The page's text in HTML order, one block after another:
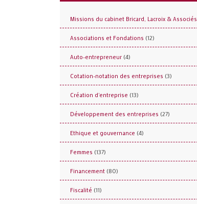
Missions du cabinet Bricard, Lacroix & Associés
Associations et Fondations (12)
Auto-entrepreneur (4)
Cotation-notation des entreprises (3)
Création d'entreprise (13)
Développement des entreprises (27)
Ethique et gouvernance (4)
Femmes (137)
Financement (80)
Fiscalité (11)